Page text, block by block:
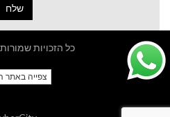
שלח
כל הזכויות
צפייה באתר